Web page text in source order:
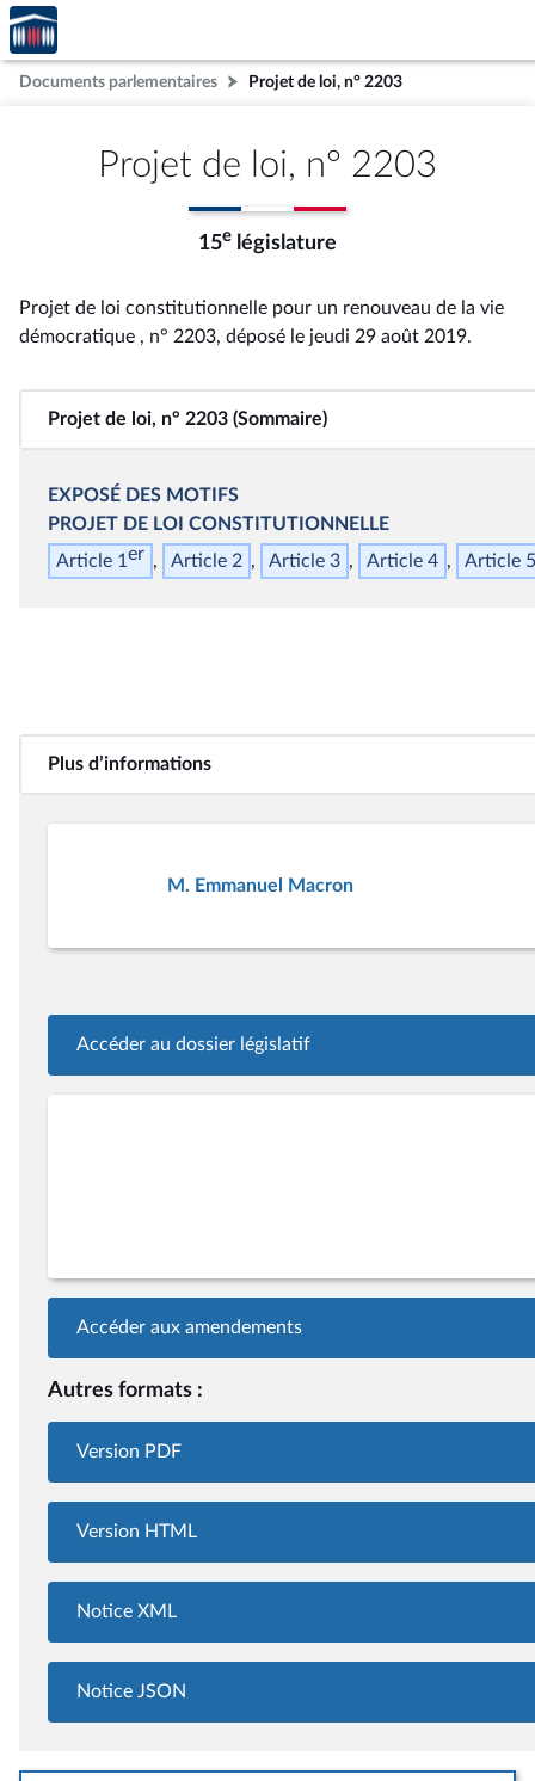
Aller au contenu
Aller en bas de la page
Accèder
à la
page
d'accueil
Documents parlementaires Projet de loi, n° 2203
Projet de loi, n° 2203
15e législature
Projet de loi constitutionnelle pour un renouveau de la vie
démocratique , n° 2203, déposé le jeudi 29 août 2019.
Projet de loi, n° 2203 (Sommaire)
EXPOSÉ DES MOTIFS
PROJET DE LOI CONSTITUTIONNELLE
Article 1er Article 2 Article 3 Article 4 Article 5
Plus d’informations
M. Emmanuel Macron
Accéder au dossier législatif
Accéder aux amendements
Autres formats :
Version PDF
Version HTML
Notice XML
Notice JSON